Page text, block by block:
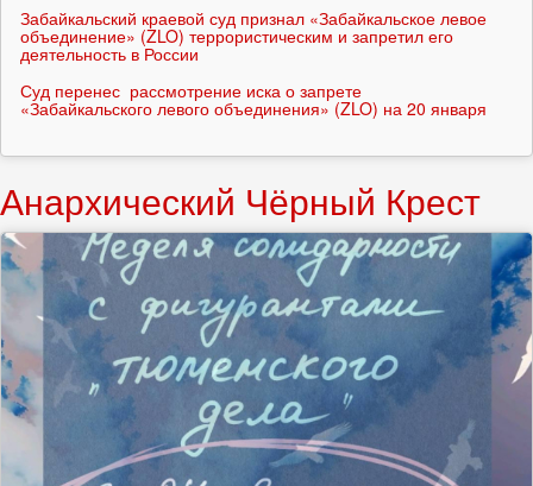
Забайкальский краевой суд признал «Забайкальское левое
объединение» (ZLO) террористическим и запретил его
деятельность в России
Суд перенес рассмотрение иска о запрете
«Забайкальского левого объединения» (ZLO) на 20 января
Анархический Чёрный Крест